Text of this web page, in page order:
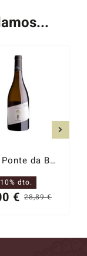
B de Ponte da Boga 2022
28,89€
€
actual
10% dto.